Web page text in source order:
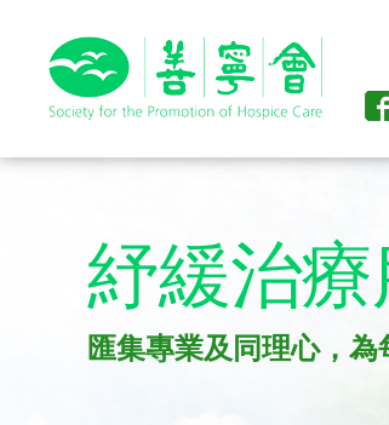
紓緩治
匯集專業及同理心，